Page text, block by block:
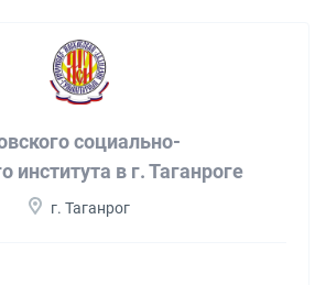
социально-
института в г. Таганроге
г. Таганрог